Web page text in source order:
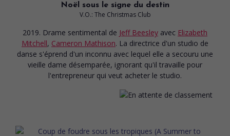
Noël sous le signe du destin
V.O.: The Christmas Club
2019. Drame sentimental de Jeff Beesley avec Elizabeth
Mitchell, Cameron Mathison. La directrice d'un studio de
danse s'éprend d'un inconnu avec lequel elle a secouru une
vieille dame désemparée, ignorant qu'il travaille pour
l'entrepreneur qui veut acheter le studio.